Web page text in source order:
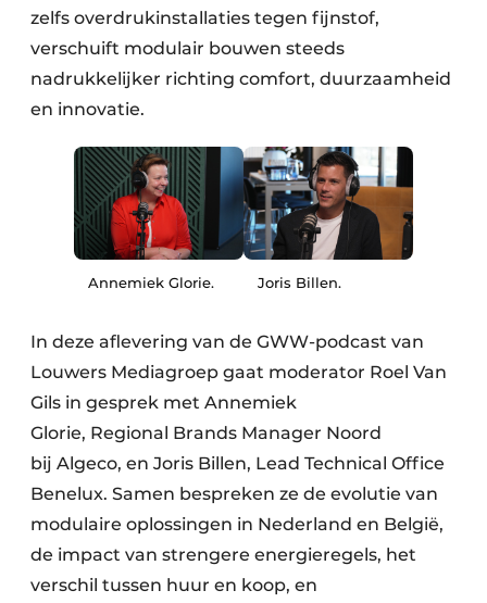
zelfs overdrukinstallaties tegen fijnstof,
verschuift modulair bouwen steeds
nadrukkelijker richting comfort, duurzaamheid
en innovatie.
Annemiek Glorie. Joris Billen.
In deze aflevering van de GWW-podcast van
Louwers Mediagroep gaat moderator Roel Van
Gils in gesprek met Annemiek
Glorie, Regional Brands Manager Noord
bij Algeco, en Joris Billen, Lead Technical Office
Benelux. Samen bespreken ze de evolutie van
modulaire oplossingen in Nederland en België,
de impact van strengere energieregels, het
verschil tussen huur en koop, en